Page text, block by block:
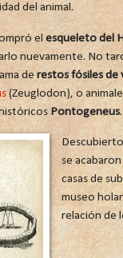
del animal.
elesqueleto del
nuevamente. No
derestos fósiles de
(Zeuglodon), o
Pontogeneus.
Descubierto
se
casas de
museo
relación de